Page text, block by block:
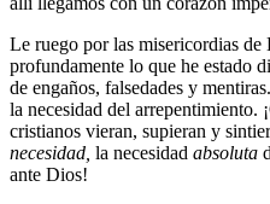
Le ruego por las misericordias de
profundamente lo que he estado
de engaños, falsedades y
la necesidad del arrepentimiento.
cristianos vieran, supieran y
necesidad, la necesidad absoluta
ante Dios!